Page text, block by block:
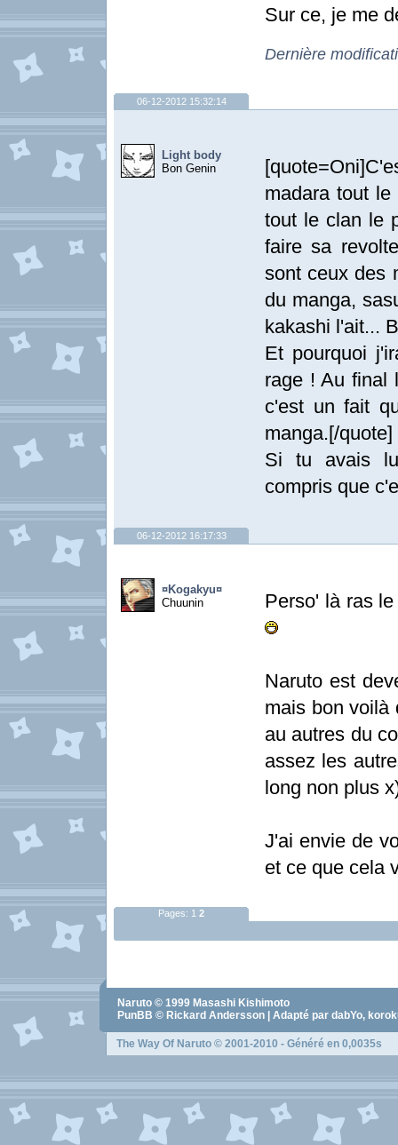
Sur ce, je me
Dernière
06-12-2012 15:32:14
Light body
Bon Genin
madara tout
tout le clan le
faire sa
sont ceux des
du manga,
kakashi l'ait...
Et pourquoi
rage ! Au final
c'est un fait
manga.[/quote]
Si tu avais
compris que
06-12-2012 16:17:33
¤Kogakyu¤
Chuunin
Perso' là ras
Naruto est
mais bon voilà
au autres du
assez les
long non plus
J'ai envie de
et ce que cela
Pages: 1 2
Naruto © 1999 Masashi Kishimoto
PunBB © Rickard Andersson | Adapté par dabYo,
The Way Of Naruto © 2001-2010 - Généré en 0,0035s